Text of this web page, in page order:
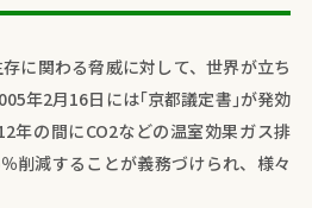
に関わる脅威に対して、世界が立ち
年2月16日には｢京都議定書｣が発効
年の間にCO2などの温室効果ガス排
削減することが義務づけられ、様々